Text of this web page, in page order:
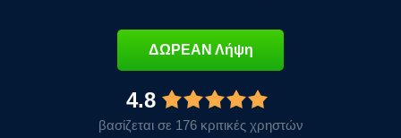
ΔΩΡΕΑΝ Λήψη
4.8
βασίζεται σε 176 κριτικές χρηστών